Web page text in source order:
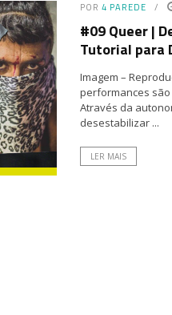
POR 4 PAREDE
#09 Queer |
Tutorial para
Imagem –
performances
Através da
desestabilizar ...
LER MAIS